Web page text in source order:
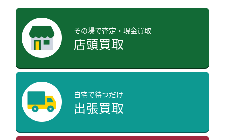
その場で査定・現金買取
店頭買取
自宅で待つだけ
出張買取